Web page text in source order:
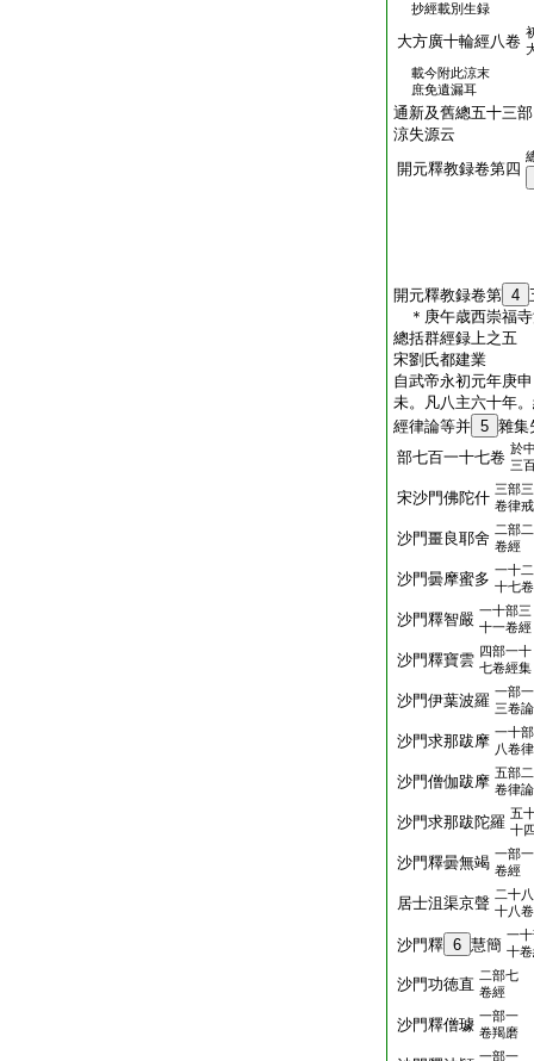
抄經載別生録
大方廣十輪經八卷
載今附此涼末
庶免遺漏耳
通新及舊總五十三
涼失源云
開元釋教録卷第四
開元釋教録卷第 4
＊庚午歳西崇福
總括群經録上之五
宋劉氏都建業
自武帝永初元年庚
未。凡八主六十年
經律論等并 5 雜集
部七百一十七卷 於
三
宋沙門佛陀什 三部
卷律
沙門畺良耶舍 二部二
卷經
沙門曇摩蜜多 一十
十七
沙門釋智嚴 一十部三
十一卷經
沙門釋寶雲 四部一十
七卷經集
沙門伊葉波羅 一部
三卷論
沙門求那跋摩 一十
八卷
沙門僧伽跋摩 五部
卷律
沙門求那跋陀羅 五
十
沙門釋曇無竭 一部一
卷經
居士沮渠京聲 二十
十八
沙門釋 6 慧簡
一
十
沙門功徳直 二部七
卷經
沙門釋僧璩 一部一
卷羯磨
一部一